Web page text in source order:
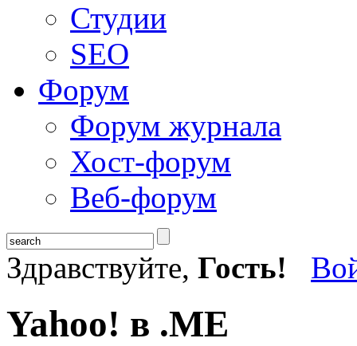
Студии
SEO
Форум
Форум журнала
Хост-форум
Веб-форум
Здравствуйте, Гость!
Yahoo! в .ME